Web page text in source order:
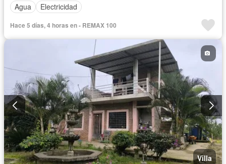
Agua
Electricidad
Hace 5 días, 4 horas en - REMAX 100
Villa